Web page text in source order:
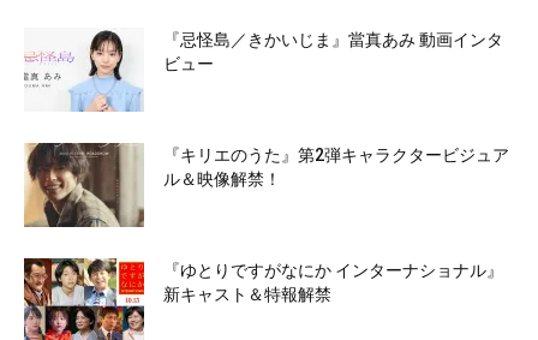
『忌怪島／きかいじま』當真あみ 動画インタ
ビュー
『キリエのうた』第2弾キャラクタービジュア
ル＆映像解禁！
『ゆとりですがなにか インターナショナル』
新キャスト＆特報解禁